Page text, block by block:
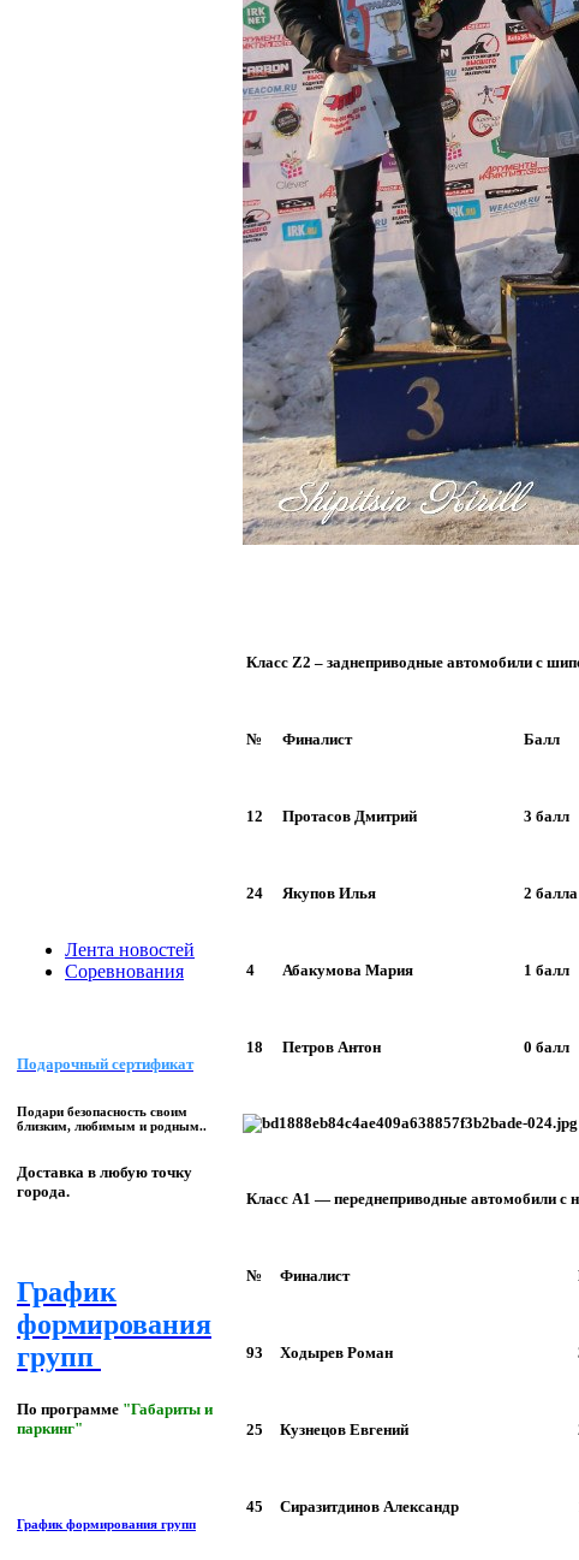
Лента новостей
Соревнования
Подарочный сертификат
Подари безопасность своим
близким, любимым и родным..
Доставка в любую точку
города.
График
формирования
групп
По программе "Габариты и
паркинг"
График формирования групп
Класс Z2 – заднеприводные автомобили с
№ Финалист Балл
12 Протасов Дмитрий 3 балл
24 Якупов Илья 2 балла
4 Абакумова Мария 1 балл
18 Петров Антон 0 балл
Класс А1 — переднеприводные автомобили с
№ Финалист
93 Ходырев Роман
25 Кузнецов Евгений
45 Сиразитдинов Александр